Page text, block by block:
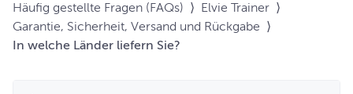
Häufig gestellte Fragen (FAQs) ⟩ Elvie Trainer ⟩
Garantie, Sicherheit, Versand und Rückgabe ⟩
In welche Länder liefern Sie?